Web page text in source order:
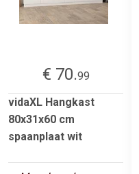
€ 70.99
vidaXL Hangkast
80x31x60 cm
spaanplaat wit